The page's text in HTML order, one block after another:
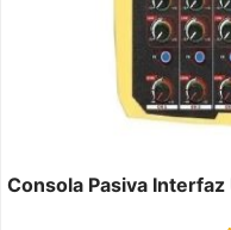
Consola Pasiva